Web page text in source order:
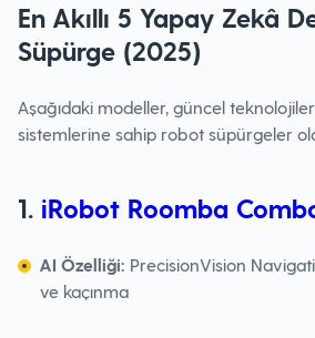
En Akıllı 5 Yapay Zekâ
Süpürge (2025)
Aşağıdaki modeller, güncel
sistemlerine sahip robot süpürgeler
1. iRobot Roomba
AI Özelliği: PrecisionVision
ve kaçınma